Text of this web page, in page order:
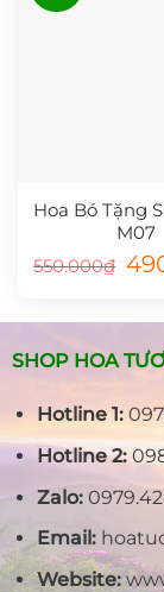
Hoa Bó Tặng
M07
550.000₫
Giá
gốc
SHOP HOA
Hotline 1:
Hotline 2:
Zalo:
Email:
Website: